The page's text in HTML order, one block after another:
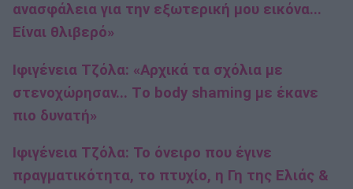
ανασφάλεια για την εξωτερική μου εικόνα...
Είναι θλιβερό»
Ιφιγένεια Τζόλα: «Αρχικά τα σχόλια με
στενοχώρησαν... Τo body shaming με έκανε
πιο δυνατή»
Ιφιγένεια Τζόλα: To όνειρο που έγινε
πραγματικότητα, το πτυχίο, η Γη της Ελιάς &